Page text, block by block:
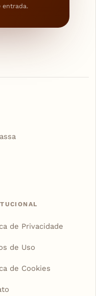
entrada.
de Privacidade
de Uso
de Cookies